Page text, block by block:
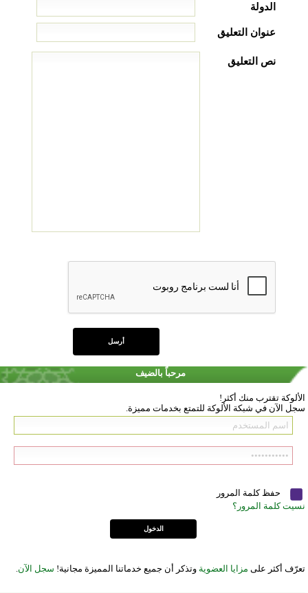
الدولة
عنوان التعليق
نص التعليق
مرحباً بالضيف
الألوكة تقترب منك أكثر!
سجل الآن في شبكة الألوكة للتمتع بخدمات مميزة.
حفظ كلمة المرور
نسيت كلمة المرور؟
تعرّف أكثر على مزايا العضوية وتذكر أن جميع خدماتنا المميزة مجانية! سجل الآن